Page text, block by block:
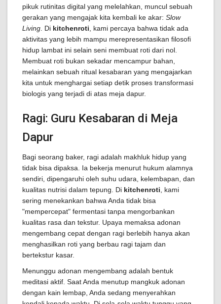
pikuk rutinitas digital yang melelahkan, muncul sebuah
gerakan yang mengajak kita kembali ke akar: Slow
Living . Di kitchenroti , kami percaya bahwa tidak ada
aktivitas yang lebih mampu merepresentasikan filosofi
hidup lambat ini selain seni membuat roti dari nol.
Membuat roti bukan sekadar mencampur bahan,
melainkan sebuah ritual kesabaran yang mengajarkan
kita untuk menghargai setiap detik proses transformasi
biologis yang terjadi di atas meja dapur.
Ragi: Guru Kesabaran di Meja
Dapur
Bagi seorang baker, ragi adalah makhluk hidup yang
tidak bisa dipaksa. Ia bekerja menurut hukum alamnya
sendiri, dipengaruhi oleh suhu udara, kelembapan, dan
kualitas nutrisi dalam tepung. Di kitchenroti , kami
sering menekankan bahwa Anda tidak bisa
"mempercepat" fermentasi tanpa mengorbankan
kualitas rasa dan tekstur. Upaya memaksa adonan
mengembang cepat dengan ragi berlebih hanya akan
menghasilkan roti yang berbau ragi tajam dan
bertekstur kasar.
Menunggu adonan mengembang adalah bentuk
meditasi aktif. Saat Anda menutup mangkuk adonan
dengan kain lembap, Anda sedang menyerahkan